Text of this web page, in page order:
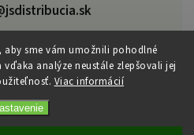
sme vám umožnili pohodlné
analýze neustále zlepšovali jej
Viac informácií
. Všetky práva vyhradené.
| Design